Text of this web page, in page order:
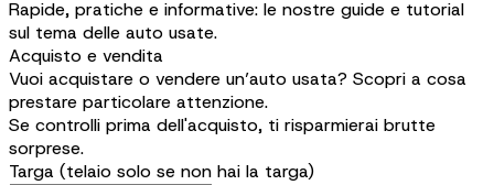
Rapide, pratiche e informative: le nostre guide e tutorial
sul tema delle auto usate.
Acquisto e vendita
Vuoi acquistare o vendere un’auto usata? Scopri a cosa
prestare particolare attenzione.
Se controlli prima dell'acquisto, ti risparmierai brutte
sorprese.
Targa (telaio solo se non hai la targa)